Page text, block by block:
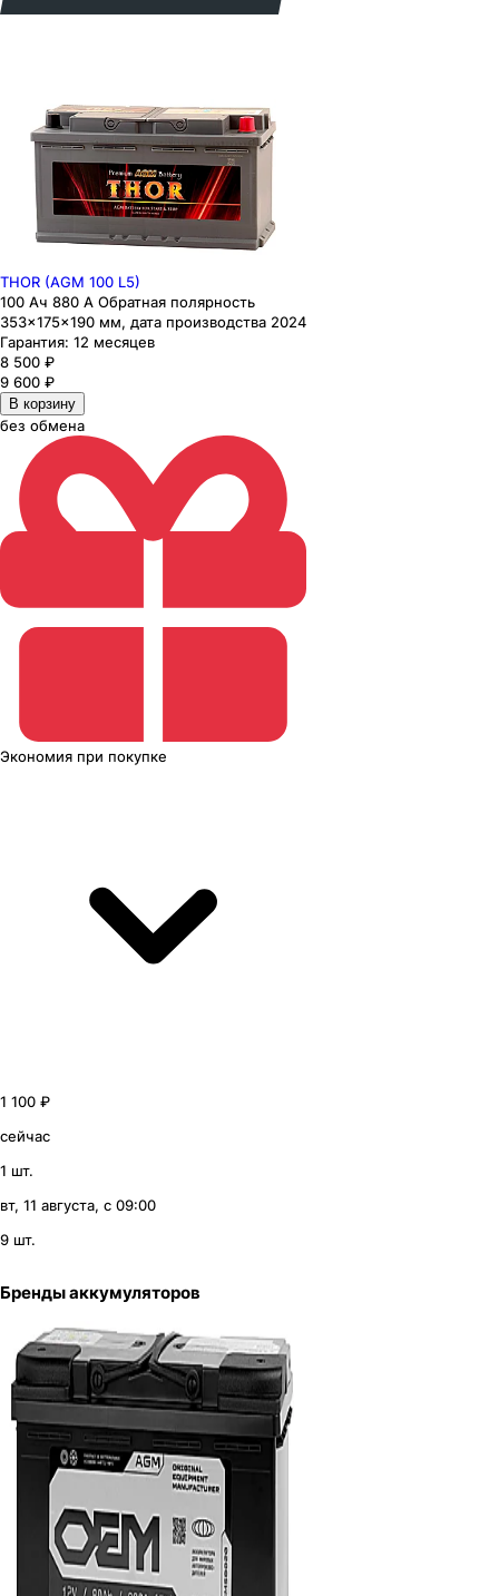
THOR (AGM 100 L5)
100 Ач 880 А Обратная полярность
353×175×190 мм, дата производства 2024
Гарантия: 12 месяцев
8 500 ₽
9 600 ₽
В корзину
без обмена
Экономия при покупке
1 100 ₽
сейчас
1 шт.
вт, 11 августа, с 09:00
9 шт.
Бренды аккумуляторов